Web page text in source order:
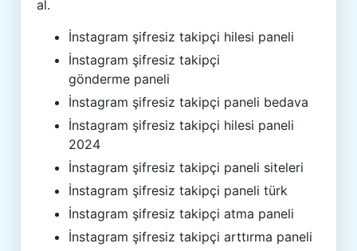
al.
İnstagram şifresiz takipçi hilesi paneli
İnstagram şifresiz takipçi
gönderme paneli
İnstagram şifresiz takipçi paneli bedava
İnstagram şifresiz takipçi hilesi paneli
2024
İnstagram şifresiz takipçi paneli siteleri
İnstagram şifresiz takipçi paneli türk
İnstagram şifresiz takipçi atma paneli
İnstagram şifresiz takipçi arttırma paneli